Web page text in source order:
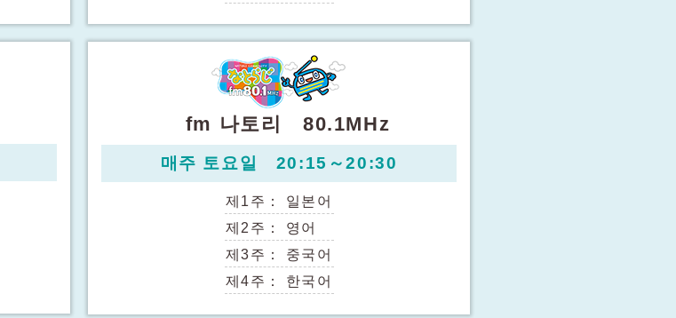
fm 나토리 80.1MHz
매주 토요일 20:15～20:30
제1주：
일본어
제2주：
영어
제3주：
중국어
제4주：
한국어